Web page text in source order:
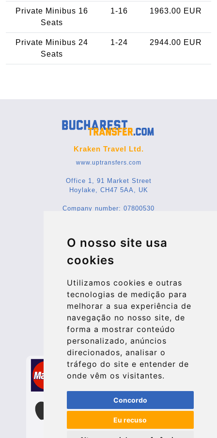
O nosso site usa
cookies
Utilizamos cookies e outras
tecnologias de medição para
melhorar a sua experiência de
navegação no nosso site, de
forma a mostrar conteúdo
personalizado, anúncios
direcionados, analisar o
tráfego do site e entender de
onde vêm os visitantes.
Concordo
Eu recuso
Private Minibus 16
Seats
1-16 1963.00 EUR
Private Minibus 24
Seats
1-24 2944.00 EUR
Kraken Travel Ltd.
www.uptransfers.com
Office 1, 91 Market Street
Hoylake, CH47 5AA, UK
Company number: 07800530
More
Blog
Contact
info@bucharesttransfer.com
Secure Payment with STRIPE